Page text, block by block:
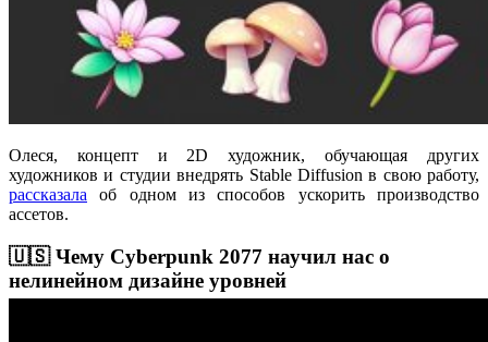
Олеся, концепт и 2D художник, обучающая других
художников и студии внедрять Stable Diffusion в свою работу,
рассказала об одном из способов ускорить производство
ассетов.
🇺🇸 Чему Cyberpunk 2077 научил нас о
нелинейном дизайне уровней